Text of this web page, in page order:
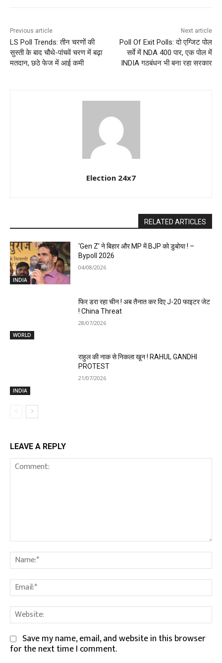
Previous article
LS Poll Trends: तीन चरणों की
सुस्ती के बाद चौथे-पांचवें चरण में बढ़ा
मतदान, छठे फेज में आई कमी
Next article
Poll Of Exit Polls: दो एग्जिट पोल
सर्वे में NDA 400 पार, एक पोल में
INDIA गठबंधन भी बना रहा सरकार
Election 24x7
RELATED ARTICLES
INDIA
‘Gen Z’ ने बिहार और MP में BJP को डुबोया ! –
Bypoll 2026
04/08/2026
WORLD
फिर डरा रहा चीन ! अब तैनात कर दिए J-20 फाइटर जेट
! China Threat
28/07/2026
INDIA
राहुल की नाक से निकला खून ! RAHUL GANDHI
PROTEST
21/07/2026
LEAVE A REPLY
Comment:
Save my name, email, and website in this browser
for the next time I comment.